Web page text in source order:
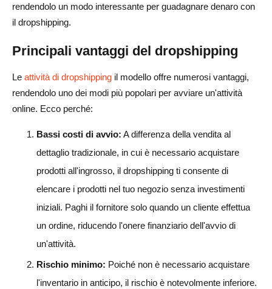
rendendolo un modo interessante per guadagnare denaro con
il dropshipping.
Principali vantaggi del dropshipping
Le attività di dropshipping il modello offre numerosi vantaggi,
rendendolo uno dei modi più popolari per avviare un'attività
online. Ecco perché:
Bassi costi di avvio: A differenza della vendita al
dettaglio tradizionale, in cui è necessario acquistare
prodotti all'ingrosso, il dropshipping ti consente di
elencare i prodotti nel tuo negozio senza investimenti
iniziali. Paghi il fornitore solo quando un cliente effettua
un ordine, riducendo l'onere finanziario dell'avvio di
un'attività.
Rischio minimo: Poiché non è necessario acquistare
l'inventario in anticipo, il rischio è notevolmente inferiore.